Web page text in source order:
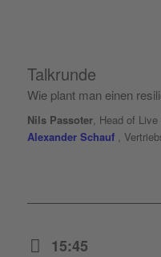
Talkrunde
Wie plant man einen
Nils Passoter, Head of Live
Alexander Schauf
,
15:45